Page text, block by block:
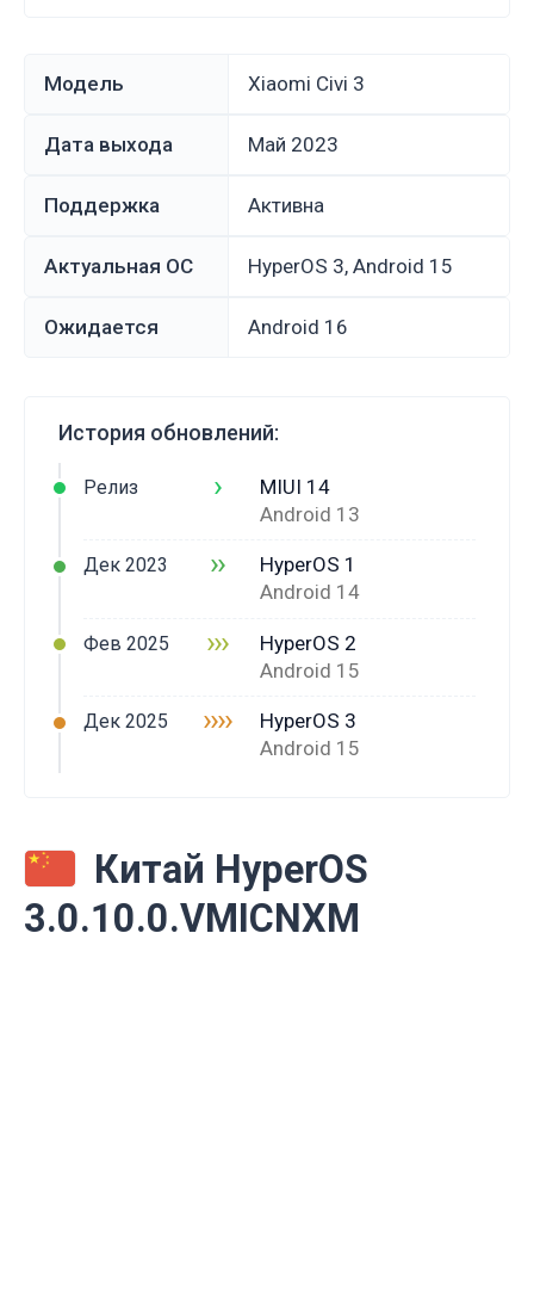
Модель Xiaomi Civi 3
Дата выхода май 2023
Поддержка Активна
Актуальная ОС HyperOS 3, Android 15
Ожидается Android 16
История обновлений:
Релиз ›
MIUI 14
Android 13
Дек 2023 ››
HyperOS 1
Android 14
Фев 2025 ›››
HyperOS 2
Android 15
Дек 2025 ››››
HyperOS 3
Android 15
Китай HyperOS
3.0.10.0.VMICNXM